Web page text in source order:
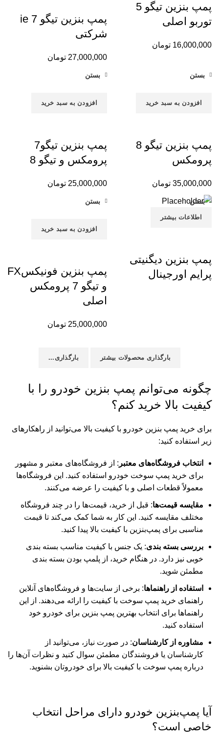
پمپ بنزین تیگو 5
توربو اصلی
16,000,000 تومان
پمپ بنزین تیگو 7 ie
شرکتی
27,000,000 تومان
افزودن به سبد خرید
بستن
پمپ بنزین تیگو 8
پرومکس
35,000,000 تومان
افزودن به سبد خرید
بستن
پمپ بنزین تیگو7
پرومکس و تیگو 8
25,000,000 تومان
اطلاعات بیشتر
بستن
پمپ بنزین دیگنیتی
پرایم اورجینال
افزودن به سبد خرید
بستن
پمپ بنزین فونیکسFX
و تیگو 7 پرومکس
اصلی
25,000,000 تومان
بارگذاری محصولات بیشتر بارگذاری...
چگونه می‌توانم پمپ بنزین خودرو را با
کیفیت بالا خرید کنم؟
برای خرید پمپ بنزین خودرو با کیفیت بالا می‌توانید از راهکارهای
زیر استفاده کنید:
انتخاب فروشگاه‌های معتبر : از فروشگاه‌های معتبر و مشهور
برای خرید پمپ سوخت خودرو استفاده کنید. این فروشگاه‌ها
معمولاً قطعات اصلی و با کیفیت را عرضه می‌کنند.
مقایسه قیمت‌ها: قبل از خرید، قیمت‌ها را در چند فروشگاه
مختلف مقایسه کنید. این کار به شما کمک می‌کند تا قیمت
مناسبی برای پمپ‌بنزین با کیفیت بالا پیدا کنید.
بررسی بسته بندی: یک جنس با کیفیت مناسب بسته بندی
خوبی نیز دارد. در هنگام خرید، از پلمپ بودن بسته بندی
مطمئن شوید.
استفاده از راهنماها: برخی از سایت‌ها و فروشگاه‌های آنلاین
راهنمای خرید پمپ سوخت با کیفیت را ارائه می‌دهند. از این
راهنماها برای انتخاب بهترین پمپ بنزین برای خودرو خود
استفاده کنید.
مشاوره از کارشناسان: در صورت نیاز، می‌توانید از
کارشناسان یا فروشندگان مطمئن سوال کنید و نظرات آن‌ها را
درباره پمپ سوخت با کیفیت بالا برای خودروتان بشنوید.
آیا پمپ‌بنزین خودرو دارای مراحل انتخاب
خاصی است؟